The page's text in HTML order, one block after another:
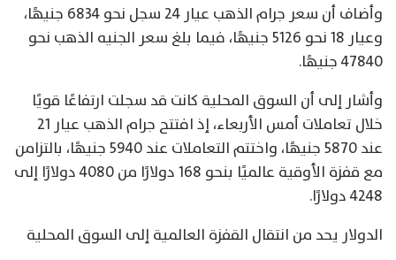
وأضاف أن سعر جرام الذهب عيار 24 سجل نحو 6834 جنيهًا،
وعيار 18 نحو 5126 جنيهًا، فيما بلغ سعر الجنيه الذهب نحو
47840 جنيهًا.
وأشار إلى أن السوق المحلية كانت قد سجلت ارتفاعًا قويًا
خلال تعاملات أمس الأربعاء، إذ افتتح جرام الذهب عيار 21
عند 5870 جنيهًا، واختتم التعاملات عند 5940 جنيهًا، بالتزامن
مع قفزة الأوقية عالميًا بنحو 168 دولارًا من 4080 دولارًا إلى
4248 دولارًا.
الدولار يحد من انتقال القفزة العالمية إلى السوق المحلية